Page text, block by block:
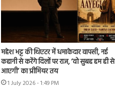
महेश भट्ट की थिएटर में धमाकेदार वापसी, नई
कहानी से करेंगे दिलों पर राज, ‘वो सुबह हम ही से
आएगी’ का प्रीमियर तय
1 July 2026 - 1:49 PM